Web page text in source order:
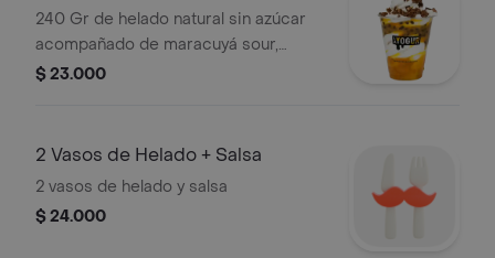
Natural
240 Gr de helado natural sin azúcar
acompañado de maracuyá sour,
mango flow y granola de chocolate.
$ 23.000
2 Vasos de Helado + Salsa
2 vasos de helado y salsa
$ 24.000